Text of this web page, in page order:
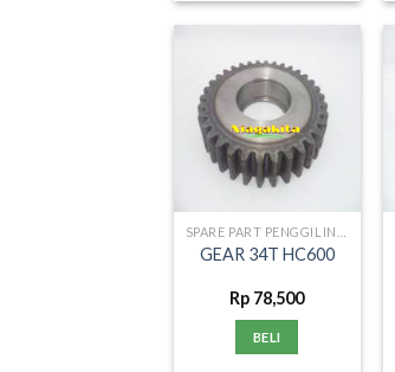
GEAR 34T HC600
Rp 78,500
BELI